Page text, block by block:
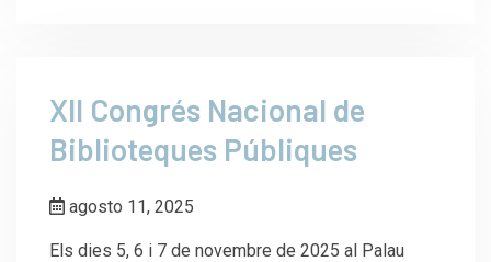
XII Congrés Nacional de
Biblioteques Públiques
agosto 11, 2025
Els dies 5, 6 i 7 de novembre de 2025 al Palau